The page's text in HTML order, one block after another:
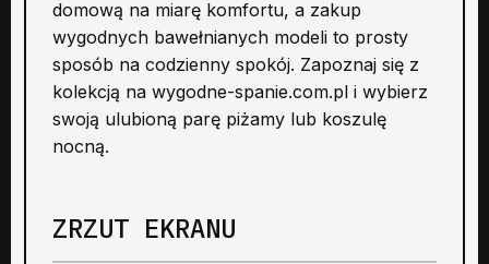
domową na miarę komfortu, a zakup
wygodnych bawełnianych modeli to prosty
sposób na codzienny spokój. Zapoznaj się z
kolekcją na wygodne-spanie.com.pl i wybierz
swoją ulubioną parę piżamy lub koszulę
nocną.
ZRZUT EKRANU